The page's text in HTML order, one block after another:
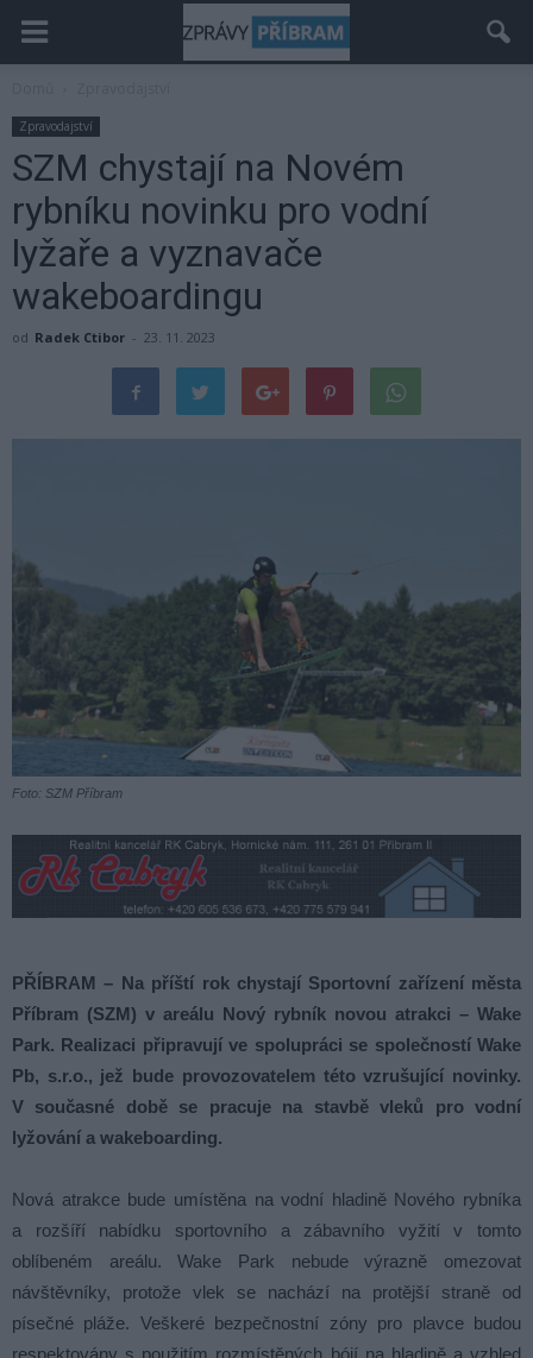
Zpravodajství
SZM chystají na Novém
rybníku novinku pro vodní
lyžaře a vyznavače
wakeboardingu
od Radek Ctibor - 23. 11. 2023
Foto: SZM Příbram
PŘÍBRAM – Na příští rok chystají Sportovní zařízení města
Příbram (SZM) v areálu Nový rybník novou atrakci – Wake
Park. Realizaci připravují ve spolupráci se společností Wake
Pb, s.r.o., jež bude provozovatelem této vzrušující novinky.
V současné době se pracuje na stavbě vleků pro vodní
lyžování a wakeboarding.
Nová atrakce bude umístěna na vodní hladině Nového rybníka
a rozšíří nabídku sportovního a zábavního vyžití v tomto
oblíbeném areálu. Wake Park nebude výrazně omezovat
návštěvníky, protože vlek se nachází na protější straně od
písečné pláže. Veškeré bezpečnostní zóny pro plavce budou